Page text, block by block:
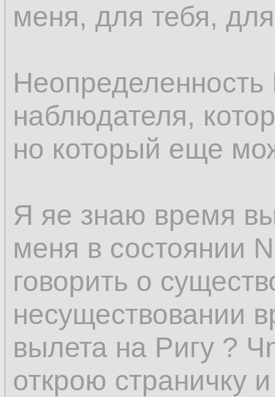
меня, для тебя,
Неопределенность
наблюдателя,
но который еще
Я яе знаю время
меня в состоянии
говорить о
несуществовании
вылета на Ригу ?
открою страничку